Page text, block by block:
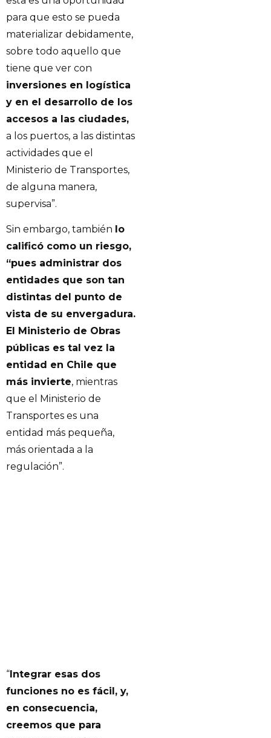
para que esto se pueda
materializar debidamente,
sobre todo aquello que
tiene que ver con
inversiones en logística
y en el desarrollo de los
accesos a las ciudades,
a los puertos, a las distintas
actividades que el
Ministerio de Transportes,
de alguna manera,
supervisa”.
Sin embargo, también lo
calificó como un riesgo,
“pues administrar dos
entidades que son tan
distintas del punto de
vista de su envergadura.
El Ministerio de Obras
públicas es tal vez la
entidad en Chile que
más invierte, mientras
que el Ministerio de
Transportes es una
entidad más pequeña,
más orientada a la
regulación”.
“Integrar esas dos
funciones no es fácil, y,
en consecuencia,
creemos que para